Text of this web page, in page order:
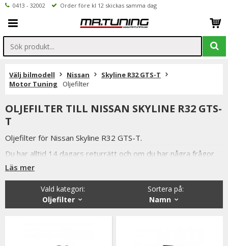
0413 - 32002 Order före kl 12 skickas samma dag
Välj bilmodell Nissan
Skyline R32 GTS-T
Motor Tuning
Oljefilter
OLJEFILTER TILL NISSAN SKYLINE R32 GTS-
T
Oljefilter för Nissan Skyline R32 GTS-T.
Du har alltid 14 dagars returrätt och om du har några frågor
får du gärna kontakta oss då vi själva har ett brinnande
funderingar. På vardagar mellan 09 - 16 kan ni nå oss via
telefon: 0413-32002. Ni når oss även via
mail: info@mrtuning.se
Läs mer
Sortera på:
Namn
Vald kategori:
Oljefilter